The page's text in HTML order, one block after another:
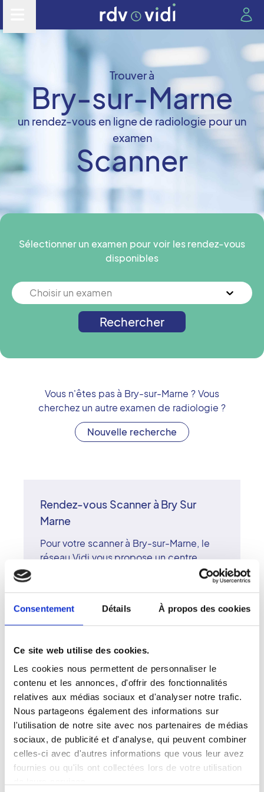
Consentement Détails À propos des cookies
Ce site web utilise des cookies.
Les cookies nous permettent de personnaliser le
contenu et les annonces, d'offrir des fonctionnalités
relatives aux médias sociaux et d'analyser notre trafic.
Nous partageons également des informations sur
l'utilisation de notre site avec nos partenaires de médias
sociaux, de publicité et d'analyse, qui peuvent combiner
celles-ci avec d'autres informations que vous leur avez
fournies ou qu'ils ont collectées lors de votre utilisation
Trouver à
Bry-sur-Marne
un rendez-vous en ligne de radiologie pour un
examen
Scanner
Sélectionner un examen pour voir les rendez-vous
disponibles
Choisir un examen
Rechercher
Vous n'êtes pas à Bry-sur-Marne ? Vous
cherchez un autre examen de radiologie ?
Nouvelle recherche
Rendez-vous Scanner à Bry Sur
Marne
Pour votre scanner à Bry-sur-Marne, le
réseau Vidi vous propose un centre
d'imagerie performant et accueillant.
Les radiologues du centre, experts dans
avec rigueur et précision. Le plateau
technique comprend un scanner multi-
garantissant des images d'une grande
finesse pour un diagnostic fiable. Le
réseau Vidi ouvre depuis 2017 pour
rendre l'imagerie médicale plus
accessible, humaine et innovante. À Bry-
sur-Marne, le centre met tout en ouvre
pour allier expertise médicale, confort
du patient et rapidité de prise en
charge.